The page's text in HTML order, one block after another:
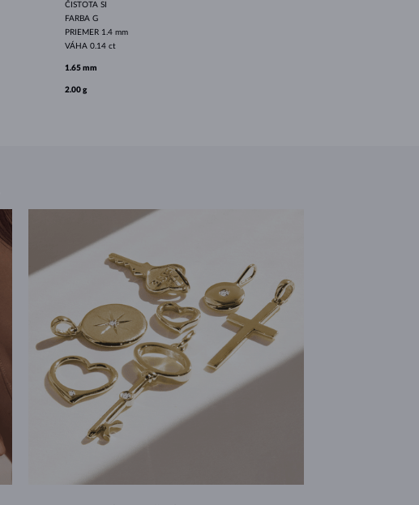
ČISTOTA SI
FARBA G
PRIEMER 1.4 mm
VÁHA 0.14 ct
1.65 mm
2.00 g